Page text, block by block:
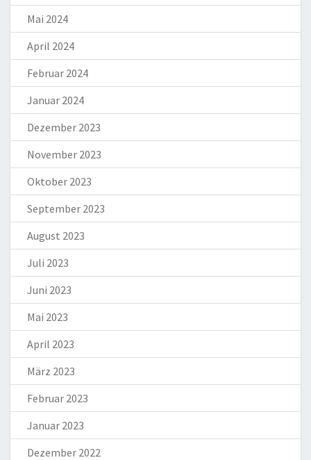
Mai 2024
April 2024
Februar 2024
Januar 2024
Dezember 2023
November 2023
Oktober 2023
September 2023
August 2023
Juli 2023
Juni 2023
Mai 2023
April 2023
März 2023
Februar 2023
Januar 2023
Dezember 2022